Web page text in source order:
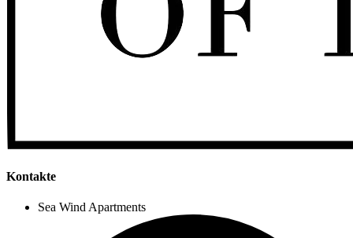
Kontakte
Sea Wind Apartments